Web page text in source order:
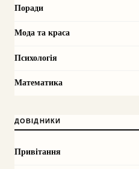
Поради
Мода та краса
Психологія
Математика
ДОВІДНИКИ
Привітання